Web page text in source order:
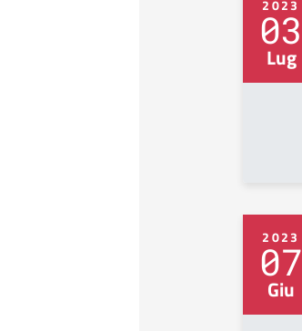
2023
03
Lug
2023
07
Giu